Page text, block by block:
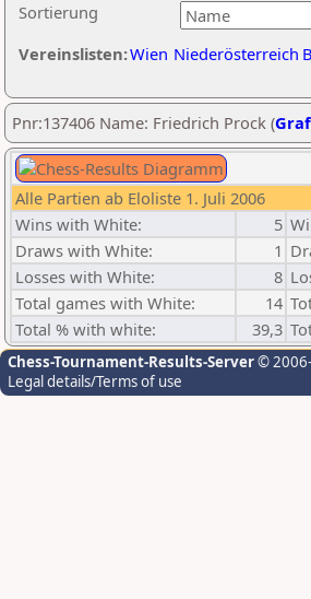
Sortierung
Vereinslisten:Wien Niederösterreich
Pnr:137406 Name: Friedrich Prock (
Alle Partien ab Eloliste 1. Juli 2006
Wins with White:
5
Draws with White:
1
Losses with White:
8
Total games with White:
14
Total % with white:
39,3
Chess-Tournament-Results-Server©
Legal details/Terms of use